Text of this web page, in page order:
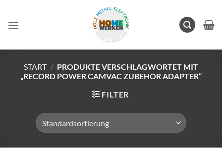
springen
START / PRODUKTE VERSCHLAGWORTET MIT
„RECORD POWER CAMVAC ZUBEHÖR ADAPTER“
FILTER